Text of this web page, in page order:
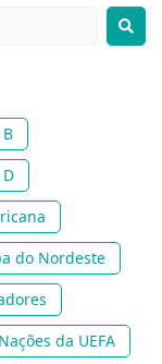
do Nordeste
da UEFA